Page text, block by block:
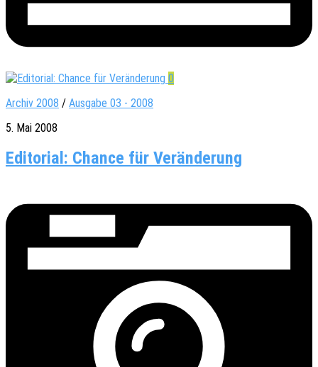
0
Archiv 2008 / Ausgabe 03 - 2008
5. Mai 2008
Editorial: Chance für Veränderung